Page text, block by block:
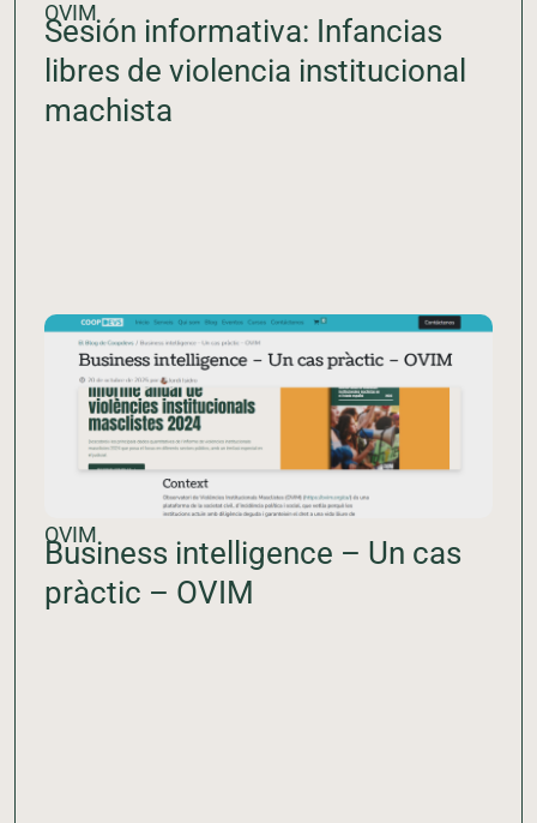
OVIM
Sesión informativa: Infancias
libres de violencia institucional
machista
OVIM
Business intelligence – Un cas
pràctic – OVIM